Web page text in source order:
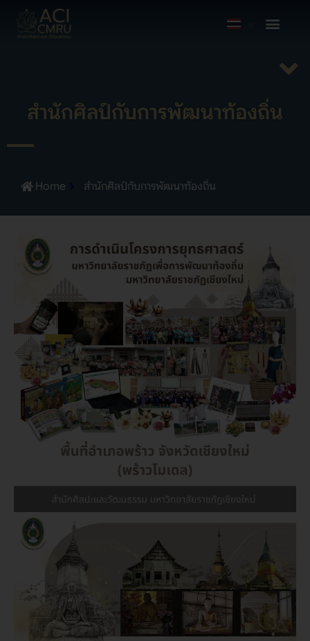
สำนักศิลป์กับการพัฒนาท้องถิ่น
Home สำนักศิลป์กับการพัฒนาท้องถิ่น